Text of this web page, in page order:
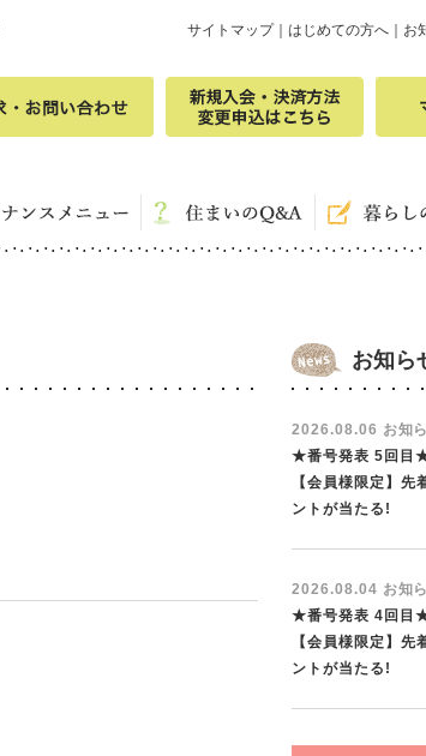
サイトマップ｜ はじめての方へ お
お知ら
2026.08.06 お知
★番号発表 5回目
【会員様限定】
ントが当たる!
2026.08.04 お知
★番号発表 4回目
【会員様限定】
ントが当たる!